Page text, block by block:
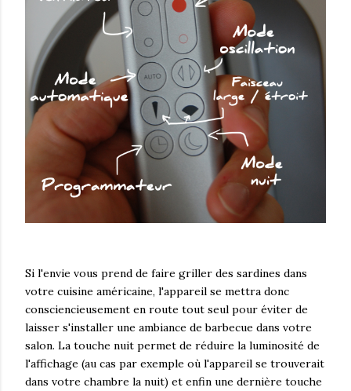
Si l'envie vous prend de faire griller des sardines dans
votre cuisine américaine, l'appareil se mettra donc
consciencieusement en route tout seul pour éviter de
laisser s'installer une ambiance de barbecue dans votre
salon. La touche nuit permet de réduire la luminosité de
l'affichage (au cas par exemple où l'appareil se trouverait
dans votre chambre la nuit) et enfin une dernière touche